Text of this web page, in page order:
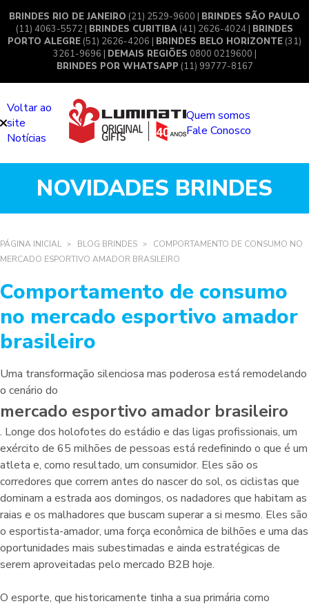
BRINDES RIO DE JANEIRO (21) 2529-9600 | BRINDES SÃO PAULO
(11) 4063-5572 | BRINDES CURITIBA (41) 2626-4024 | BRINDES
PORTO ALEGRE (51) 2626-4206 | BRINDES BELO HORIZONTE (31)
3261-9696 | DEMAIS REGIÕES 0800 0219600 |
BRINDES POR WHATSAPP (11) 99777-8167
Voltar ao
site
Notícias
Quem somos
Fale Conosco
NOVIDADES BRINDES
PÁGINA INICIAL BLOG BRINDES
COMPORTAMENTO DE CONSUMO NO
MERCADO ESPORTIVO AMADOR BRASILEIRO
Comportamento de consumo
no mercado esportivo amador
brasileiro
Uma transformação silenciosa mas poderosa está remodelando
o cenário do
mercado esportivo amador brasileiro
. Longe dos holofotes do estádio e das ligas profissionais, um
exército de 65 milhões de pessoas está redefinindo o que é um
atleta e, como resultado, um consumidor. Eles são os
corredores que correm antes do nascer do sol, os ciclistas que
dominam a estrada aos domingos, os nadadores que habitam as
raias e os malhadores que buscam superar a si mesmo. Eles são
o esportista-amador, uma força econômica de bilhões e uma das
oportunidades mais subestimadas e ainda estratégicas de
serem aproveitadas pelo mercado B2B hoje.
O esporte, que historicamente tinha a sua primária como